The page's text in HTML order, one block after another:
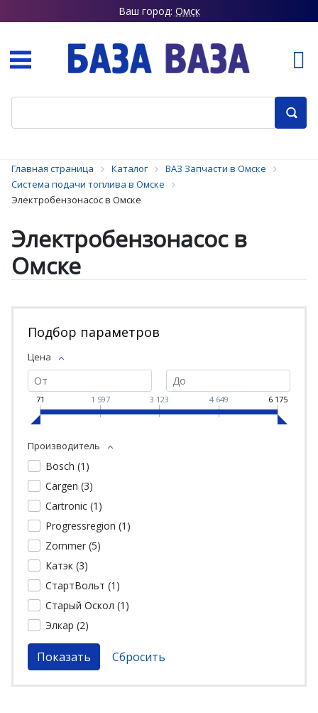
Ваш город: Омск
Главная страница Каталог
ВАЗ Запчасти в Омске
Система подачи топлива в Омске
Электробензонасос в Омске
Электробензонасос в
Омске
Подбор параметров
Цена
71 1 597 3 123 4 649 6 175
Производитель
Bosch (1 )
Cargen (3)
Cartronic (1 )
Progressregion (1 )
Zommer (5)
Катэк (3)
СтартВольт (1 )
Старый Оскол (1 )
Элкар (2)